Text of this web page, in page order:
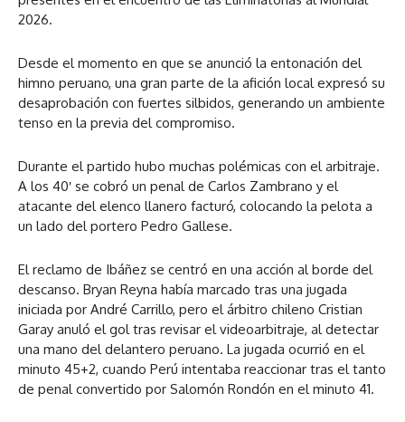
2026.
Desde el momento en que se anunció la entonación del
himno peruano, una gran parte de la afición local expresó su
desaprobación con fuertes silbidos, generando un ambiente
tenso en la previa del compromiso.
Durante el partido hubo muchas polémicas con el arbitraje.
A los 40′ se cobró un penal de Carlos Zambrano y el
atacante del elenco llanero facturó, colocando la pelota a
un lado del portero Pedro Gallese.
El reclamo de Ibáñez se centró en una acción al borde del
descanso. Bryan Reyna había marcado tras una jugada
iniciada por André Carrillo, pero el árbitro chileno Cristian
Garay anuló el gol tras revisar el videoarbitraje, al detectar
una mano del delantero peruano. La jugada ocurrió en el
minuto 45+2, cuando Perú intentaba reaccionar tras el tanto
de penal convertido por Salomón Rondón en el minuto 41.